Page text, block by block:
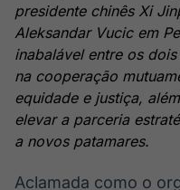
presidente chinês Xi
Aleksandar Vucic em
inabalável entre os
na cooperação
equidade e justiça,
elevar a parceria
a novos patamares.
Aclamada como o